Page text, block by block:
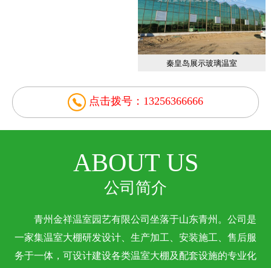
秦皇岛展示玻璃温室
点击拨号：13256366666
ABOUT US
公司简介
青州金祥温室园艺有限公司坐落于山东青州。公司是
一家集温室大棚研发设计、生产加工、安装施工、售后服
务于一体，可设计建设各类温室大棚及配套设施的专业化